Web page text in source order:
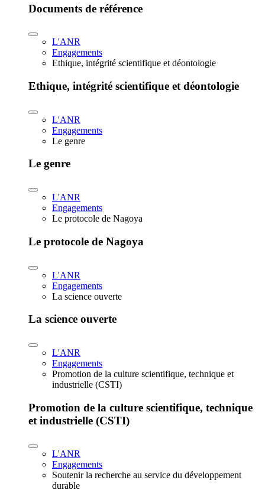
Documents de référence
L'ANR
Engagements
Ethique, intégrité scientifique et déontologie
Ethique, intégrité scientifique et déontologie
L'ANR
Engagements
Le genre
Le genre
L'ANR
Engagements
Le protocole de Nagoya
Le protocole de Nagoya
L'ANR
Engagements
La science ouverte
La science ouverte
L'ANR
Engagements
Promotion de la culture scientifique, technique et
industrielle (CSTI)
Promotion de la culture scientifique, technique
et industrielle (CSTI)
L'ANR
Engagements
Soutenir la recherche au service du développement
durable